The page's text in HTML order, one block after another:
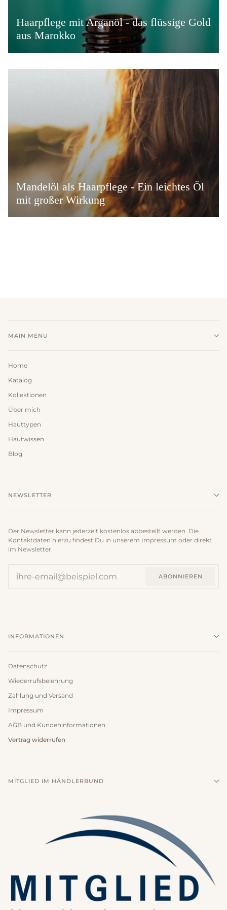
Haarpflege mit Arganöl - das flüssige Gold
aus Marokko
Mandelöl als Haarpflege - Ein leichtes Öl
mit großer Wirkung
MAIN MENU
Home
Katalog
Kollektionen
Über mich
Hauttypen
Hautwissen
Blog
NEWSLETTER
Der Newsletter kann jederzeit kostenlos abbestellt werden. Die
Kontaktdaten hierzu findest Du in unserem Impressum oder direkt
im Newsletter.
ABONNIEREN
INFORMATIONEN
Datenschutz
Wiederrufsbelehrung
Zahlung und Versand
Impressum
AGB und Kundeninformationen
Vertrag widerrufen
MITGLIED IM HÄNDLERBUND